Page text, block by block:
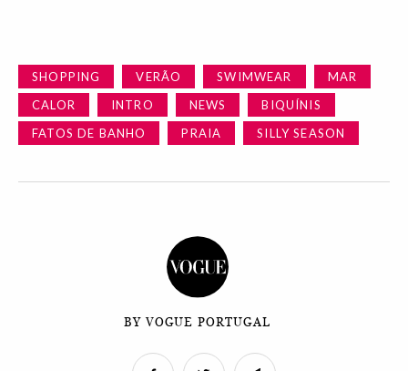
SHOPPING VERÃO SWIMWEAR
MAR
CALOR
INTRO NEWS
BIQUÍNIS
FATOS DE BANHO
PRAIA SILLY SEASON
BY VOGUE PORTUGAL